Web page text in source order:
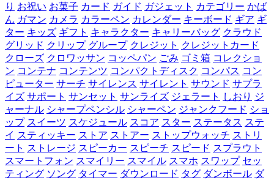
り お祝い お菓子 カード ガイド ガジェット カテゴリー かば
ん ガマン カメラ カラーペン カレンダー キーボード ギア ギ
ター キッズ ギフト キャラクター キャリーバッグ クラウド
グリッド クリップ グループ クレジット クレジットカード
クローズ クロワッサン コッペパン ごみ ゴミ箱 コレクショ
ン コンテナ コンテンツ コンパクトディスク コンパス コン
ピューター サーチ サイレンス サイレント サウンド サプラ
イズ サポート サンセット サンライズ ジェラート しおり ジ
ャーナル シャープペンシル シャーペン ジャンクフード ショ
ップ スイーツ スケジュール スコア スター ステータス ステ
イ スティッキー ストア ストアー ストップウォッチ ストリ
ート ストレージ スピーカー スピーチ スピード スプラウト
スマートフォン スマイリー スマイル スマホ スワップ セッ
ティング ソング タイマー ダウンロード タグ ダンボール ダ